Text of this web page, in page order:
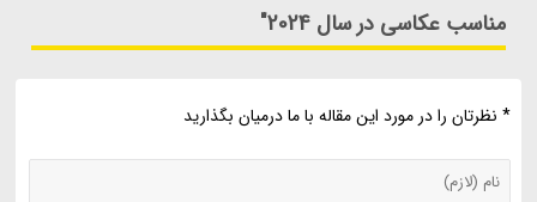
مناسب عکاسی در سال 2024"
* نظرتان را در مورد این مقاله با ما درمیان بگذارید